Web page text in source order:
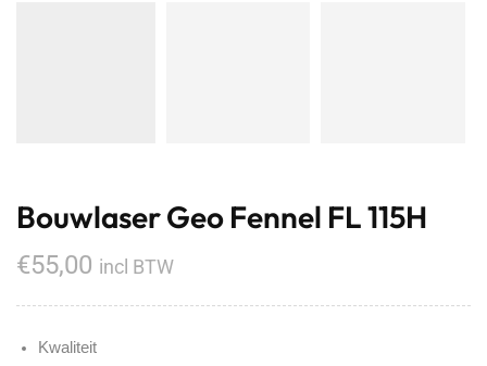
Bouwlaser Geo Fennel FL 115H
€55,00 incl BTW
Kwaliteit